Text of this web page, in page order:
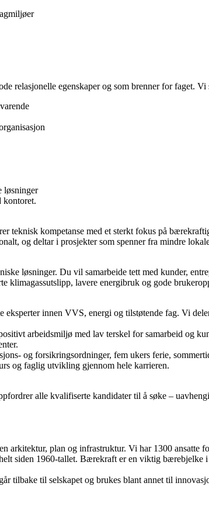
relasjonelle egenskaper og som brenner for faget. Vi
løsninger
kontoret.
kompetanse med et sterkt fokus på
og deltar i prosjekter som spenner fra mindre
løsninger. Du vil samarbeide tett med kunder,
klimagassutslipp, lavere energibruk og gode
innen VVS, energi og tilstøtende fag. Vi
arbeidsmiljø med lav terskel for samarbeid og
og forsikringsordninger, fem ukers ferie,
og faglig utvikling gjennom hele karrieren.
alle kvalifiserte kandidater til å søke –
arkitektur, plan og infrastruktur. Vi har 1300 ansatte
siden 1960-tallet. Bærekraft er en viktig bærebjelke
tilbake til selskapet og brukes blant annet til